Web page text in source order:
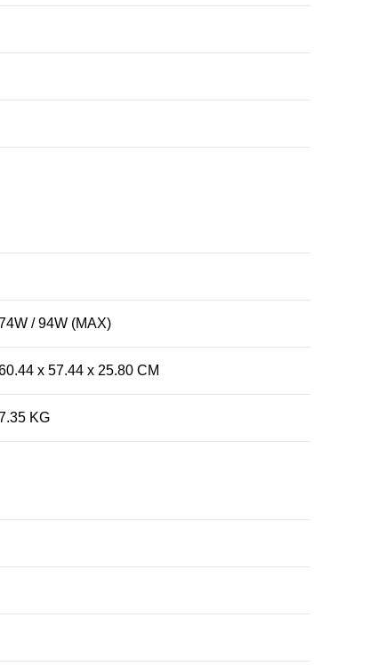
/ 94W (MAX)
x 57.44 x 25.80 CM
KG